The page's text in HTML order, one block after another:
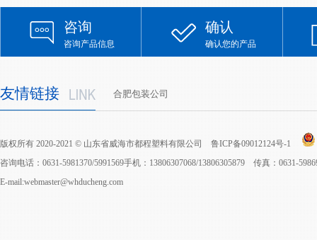
咨询
咨询产品信息
确认
确认您的产品
友情链接 合肥包装公司
版权所有 2020-2021 © 山东省威海市都程塑料有限公司 鲁ICP备09012124号-1
咨询电话：0631-5981370/5991569手机：13806307068/13806305879 传真：0631-
E-mail:webmaster@whducheng.com